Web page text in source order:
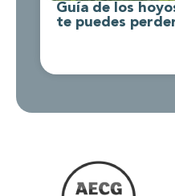
Guía de los
te puedes